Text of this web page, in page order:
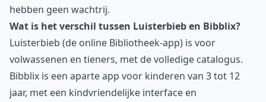
hebben geen wachtrij.
Wat is het verschil tussen Luisterbieb en Bibblix?
Luisterbieb (de online Bibliotheek-app) is voor
volwassenen en tieners, met de volledige catalogus.
Bibblix is een aparte app voor kinderen van 3 tot 12
jaar, met een kindvriendelijke interface en